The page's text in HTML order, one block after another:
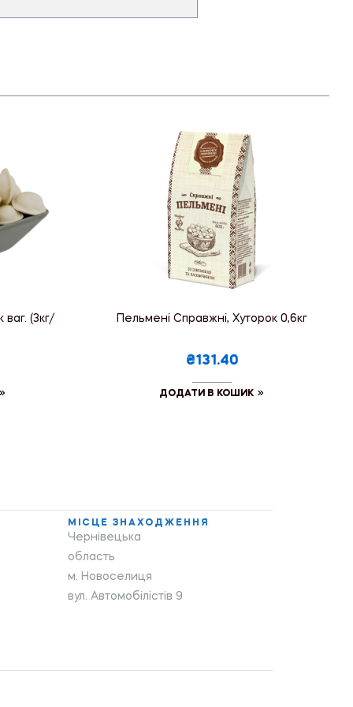
ваг. (3кг/
Пельмені Справжні, Хуторок 0,6кг
₴131.40
ДОДАТИ В КОШИК
МІСЦЕ ЗНАХОДЖЕННЯ
Чернівецька
область
м. Новоселиця
вул. Автомобілістів 9